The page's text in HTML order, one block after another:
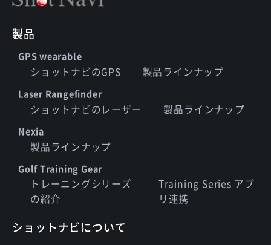
製品
GPS wearable
ショットナビのGPS 製品ラインナップ
Laser Rangefinder
ショットナビのレーザー 製品ラインナップ
Nexia
製品ラインナップ
Golf Training Gear
トレーニングシリーズ
の紹介
Training Series アプ
リ連携
ショットナビについて